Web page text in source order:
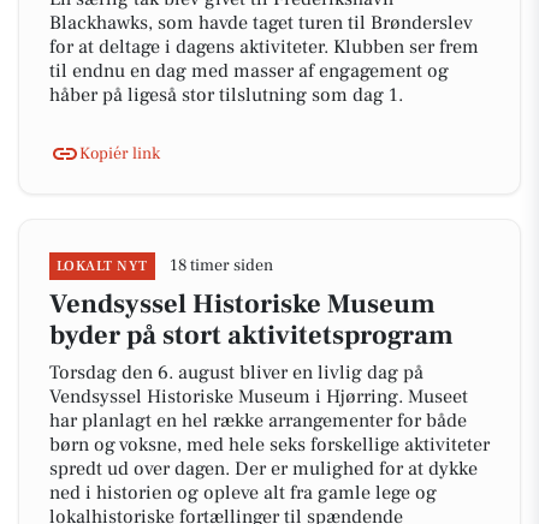
Blackhawks, som havde taget turen til Brønderslev
for at deltage i dagens aktiviteter. Klubben ser frem
til endnu en dag med masser af engagement og
håber på ligeså stor tilslutning som dag 1.
Kopiér link
LOKALT NYT 18 timer siden
Vendsyssel Historiske Museum
byder på stort aktivitetsprogram
Torsdag den 6. august bliver en livlig dag på
Vendsyssel Historiske Museum i Hjørring. Museet
har planlagt en hel række arrangementer for både
børn og voksne, med hele seks forskellige aktiviteter
spredt ud over dagen. Der er mulighed for at dykke
ned i historien og opleve alt fra gamle lege og
lokalhistoriske fortællinger til spændende